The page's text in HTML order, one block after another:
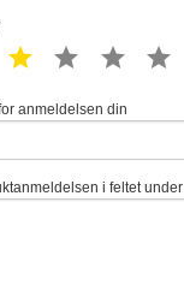
2 star 3 star 4 star 5 star
anmeldelsen din
i feltet under